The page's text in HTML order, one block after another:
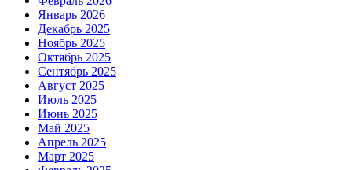
Январь 2026
Декабрь 2025
Ноябрь 2025
Октябрь 2025
Сентябрь 2025
Август 2025
Июль 2025
Июнь 2025
Май 2025
Апрель 2025
Март 2025